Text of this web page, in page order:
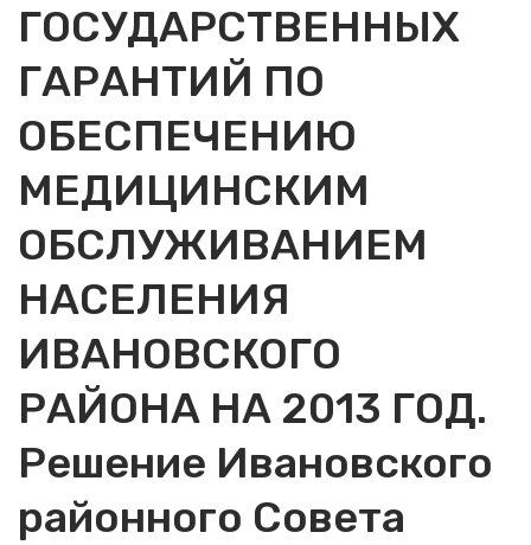
ГОСУДАРСТВЕННЫХ
ГАРАНТИЙ ПО
ОБЕСПЕЧЕНИЮ
МЕДИЦИНСКИМ
ОБСЛУЖИВАНИЕМ
НАСЕЛЕНИЯ
ИВАНОВСКОГО
РАЙОНА НА 2013 ГОД.
Решение Ивановского
районного Совета